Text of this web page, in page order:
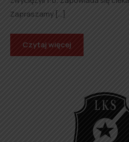
Zapraszamy […]
Czytaj więcej